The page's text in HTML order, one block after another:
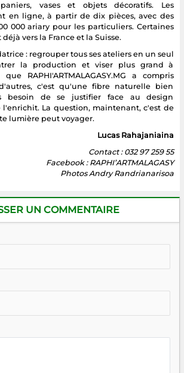
vases et objets décoratifs. Les
en ligne, à partir de dix pièces, avec des
000 ariary pour les particuliers. Certaines
vers la France et la Suisse.
: regrouper tous ses ateliers en un seul
la production et viser plus grand à
RAPHI'ARTMALAGASY.MG a compris
c'est qu'une fibre naturelle bien
besoin de se justifier face au design
l'enrichit. La question, maintenant, c'est de
lumière peut voyager.
Lucas Rahajaniaina
Contact : 032 97 259 55
Facebook : RAPHI’ARTMALAGASY
Photos Andry Randrianarisoa
UN COMMENTAIRE